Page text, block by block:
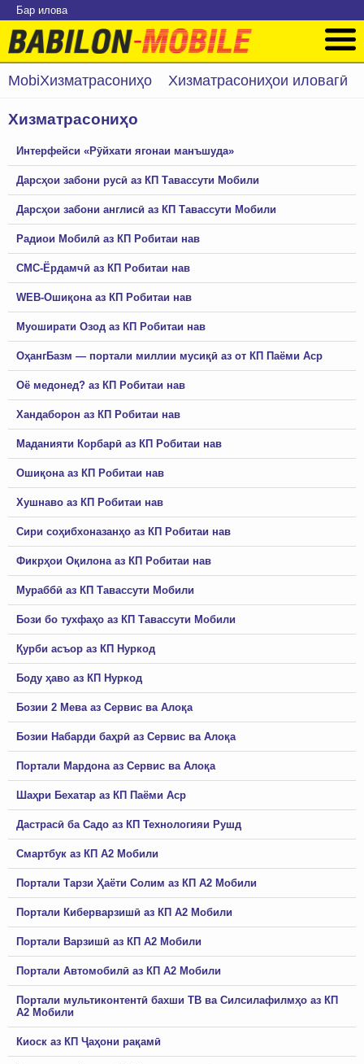
Бар илова
MobiХизматрасониҳо Хизматрасониҳои иловагӣ
Хизматрасониҳо
Интерфейси «Рӯйхати ягонаи манъшуда»
Дарсҳои забони русӣ аз КП Тавассути Мобили
Дарсҳои забони англисӣ аз КП Тавассути Мобили
Радиои Мобилӣ аз КП Робитаи нав
СМС-Ёрдамчӣ аз КП Робитаи нав
WEB-Ошиқона аз КП Робитаи нав
Муоширати Озод аз КП Робитаи нав
ОҳангБазм — портали миллии мусиқӣ аз от КП Паёми Аср
Оё медонед? аз КП Робитаи нав
Хандаборон аз КП Робитаи нав
Маданияти Корбарӣ аз КП Робитаи нав
Ошиқона аз КП Робитаи нав
Хушнаво аз КП Робитаи нав
Сири соҳибхоназанҳо аз КП Робитаи нав
Фикрҳои Оқилона аз КП Робитаи нав
Мураббӣ аз КП Тавассути Мобили
Бози бо тухфаҳо аз КП Тавассути Мобили
Қурби асъор аз КП Нуркод
Боду ҳаво аз КП Нуркод
Бозии 2 Мева аз Сервис ва Алоқа
Бозии Набарди баҳрӣ аз Сервис ва Алоқа
Портали Мардона аз Сервис ва Алоқа
Шаҳри Бехатар аз КП Паёми Аср
Дастрасӣ ба Садо аз КП Технологияи Рушд
Смартбук аз КП А2 Мобили
Портали Тарзи Ҳаёти Солим аз КП А2 Мобили
Портали Киберварзишӣ аз КП А2 Мобили
Портали Варзишӣ аз КП А2 Мобили
Портали Автомобилӣ аз КП А2 Мобили
Портали мультиконтентӣ бахши ТВ ва Силсилафилмҳо аз КП
А2 Мобили
Киоск аз КП Ҷаҳони рақамӣ